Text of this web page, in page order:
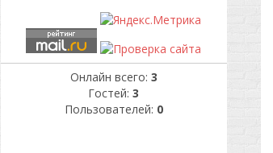
Онлайн всего: 3
Гостей: 3
Пользователей: 0